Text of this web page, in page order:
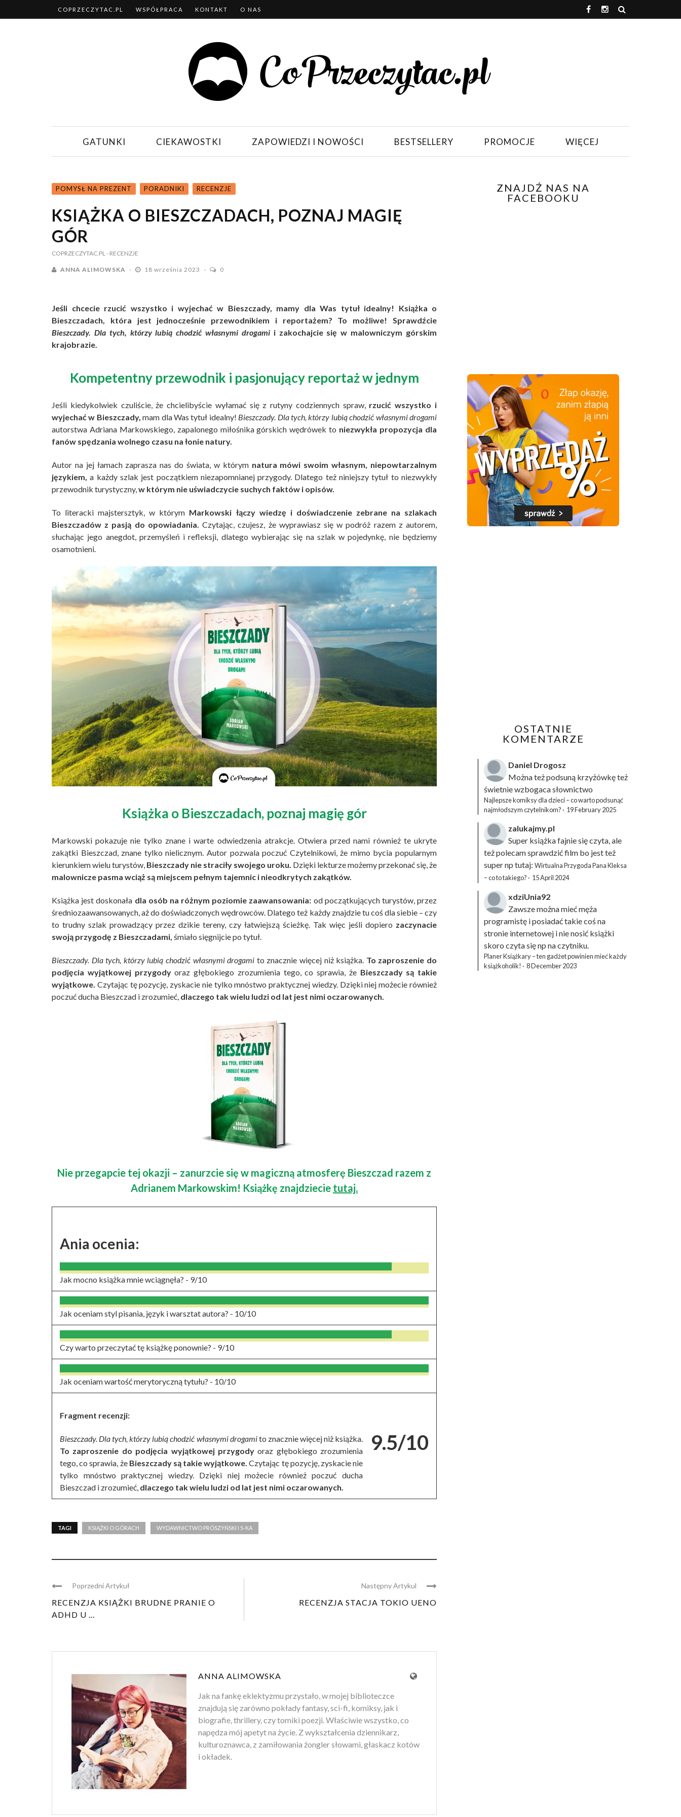
COPRZECZYTAC.PL WSPÓŁPRACA KONTAKT O NAS
GATUNKI CIEKAWOSTKI ZAPOWIEDZI I NOWOŚCI BESTSELLERY PROMOCJE WIĘCEJ
POMYSŁ NA PREZENT PORADNIKI RECENZJE
KSIĄŻKA O BIESZCZADACH, POZNAJ MAGIĘ
GÓR
COPRZECZYTAC.PL- RECENZJE
ANNA ALIMOWSKA 18 września 2023 0
Jeśli chcecie rzucić wszystko i wyjechać w Bieszczady, mamy dla Was tytuł idealny! Książka o
Bieszczadach, która jest jednocześnie przewodnikiem i reportażem? To możliwe! Sprawdźcie
Bieszczady. Dla tych, którzy lubią chodzić własnymi drogamii zakochajcie się w malowniczym górskim
krajobrazie.
Kompetentny przewodnik i pasjonujący reportaż w jednym
Jeśli kiedykolwiek czuliście, że chcielibyście wyłamać się z rutyny codziennych spraw, rzucić wszystko i
wyjechać w Bieszczady, mam dla Was tytuł idealny! Bieszczady. Dla tych, którzy lubią chodzić własnymi drogami
autorstwa Adriana Markowskiego, zapalonego miłośnika górskich wędrówek to niezwykła propozycja dla
fanów spędzania wolnego czasu na łonie natury.
Autor na jej łamach zaprasza nas do świata, w którym natura mówi swoim własnym, niepowtarzalnym
językiem, a każdy szlak jest początkiem niezapomnianej przygody. Dlatego też niniejszy tytuł to niezwykły
przewodnik turystyczny, w którym nie uświadczycie suchych faktów i opisów.
To literacki majstersztyk, w którym Markowski łączy wiedzę i doświadczenie zebrane na szlakach
Bieszczadów z pasją do opowiadania. Czytając, czujesz, że wyprawiasz się w podróż razem z autorem,
słuchając jego anegdot, przemyśleń i refleksji, dlatego wybierając się na szlak w pojedynkę, nie będziemy
osamotnieni.
Książka o Bieszczadach, poznaj magię gór
Markowski pokazuje nie tylko znane i warte odwiedzenia atrakcje. Otwiera przed nami również te ukryte
zakątki Bieszczad, znane tylko nielicznym. Autor pozwala poczuć Czytelnikowi, że mimo bycia popularnym
kierunkiem wielu turystów, Bieszczady nie straciły swojego uroku. Dzięki lekturze możemy przekonać się, że
malownicze pasma wciąż są miejscem pełnym tajemnic i nieodkrytych zakątków.
Książka jest doskonała dla osób na różnym poziomie zaawansowania: od początkujących turystów, przez
średniozaawansowanych, aż do doświadczonych wędrowców. Dlatego też każdy znajdzie tu coś dla siebie – czy
to trudny szlak prowadzący przez dzikie tereny, czy łatwiejszą ścieżkę. Tak więc jeśli dopiero zaczynacie
swoją przygodę z Bieszczadami, śmiało sięgnijcie po tytuł.
Bieszczady. Dla tych, którzy lubią chodzić własnymi drogami to znacznie więcej niż książka. To zaproszenie do
podjęcia wyjątkowej przygodyoraz głębokiego zrozumienia tego, co sprawia, że Bieszczady są takie
wyjątkowe. Czytając tę pozycję, zyskacie nie tylko mnóstwo praktycznej wiedzy. Dzięki niej możecie również
poczuć ducha Bieszczad i zrozumieć, dlaczego tak wielu ludzi od lat jest nimi oczarowanych.
Nie przegapcie tej okazji – zanurzcie się w magiczną atmosferę Bieszczad razem z
Adrianem Markowskim! Książkę znajdziecie tutaj.
Ania ocenia:
Jak mocno książka mnie wciągnęła? - 9/10
Jak oceniam styl pisania, język i warsztat autora? - 10/10
Czy warto przeczytać tę książkę ponownie? - 9/10
Jak oceniam wartość merytoryczną tytułu? - 10/10
9.5/10
Fragment recenzji:
Bieszczady. Dla tych, którzy lubią chodzić własnymi drogamito znacznie więcej niż książka.
To zaproszenie do podjęcia wyjątkowej przygodyoraz głębokiego zrozumienia
tego, co sprawia, że Bieszczady są takie wyjątkowe. Czytając tę pozycję, zyskacie nie
tylko mnóstwo praktycznej wiedzy. Dzięki niej możecie również poczuć ducha
Bieszczad i zrozumieć, dlaczego tak wielu ludzi od lat jest nimi oczarowanych.
TAGI KSIĄŻKI O GÓRACH WYDAWNICTWO PRÓSZYŃSKI I S-KA
Poprzedni Artykuł
RECENZJA KSIĄŻKI BRUDNE PRANIE O
ADHD U ...
Następny Artykul
RECENZJA STACJA TOKIO UENO
ANNA ALIMOWSKA
Jak na fankę eklektyzmu przystało, w mojej biblioteczce
znajdują się zarówno pokłady fantasy, sci-fi, komiksy, jak i
biografie, thrillery, czy tomiki poezji. Właściwie wszystko, co
napędza mój apetyt na życie. Z wykształcenia dziennikarz,
kulturoznawca, z zamiłowania żongler słowami, głaskacz kotów
i okładek.
ZNAJDŹ NAS NA
FACEBOOKU
OSTATNIE
KOMENTARZE
Daniel Drogosz
Można też podsuną krzyżówkęteż
świetnie wzbogaca słownictwo
Najlepsze komiksy dla dzieci – co warto podsunąć
najmłodszym czytelnikom? · 19 February 2025
zalukajmy.pl
Super książka fajnie się czyta, ale
też polecam sprawdzić film bo jest też
super np tutaj: Wirtualna Przygoda Pana Kleksa
– co to takiego? · 15 April 2024
xdziUnia92
Zawsze można mieć męża
programistę i posiadać takie coś na
stronie internetowej i nie nosić książki
skoro czyta się np na czytniku.
Planer Książkary – ten gadżet powinien mieć każdy
książkoholik! · 8 December 2023